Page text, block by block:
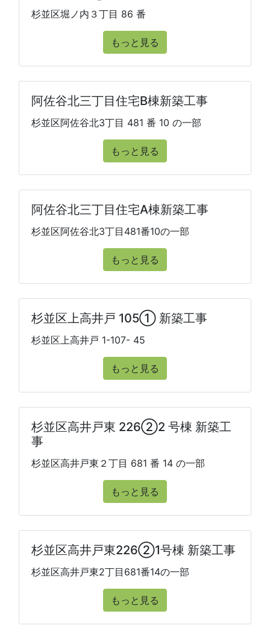
杉並区堀ノ内３丁目 86 番
もっと見る
阿佐谷北三丁目住宅B棟新築工事
杉並区阿佐谷北3丁目 481 番 10 の一部
もっと見る
阿佐谷北三丁目住宅A棟新築工事
杉並区阿佐谷北3丁目481番10の一部
もっと見る
杉並区上高井戸 105① 新築工事
杉並区上高井戸 1-107- 45
もっと見る
杉並区高井戸東 226②2 号棟 新築工
事
杉並区高井戸東２丁目 681 番 14 の一部
もっと見る
杉並区高井戸東226②1号棟 新築工事
杉並区高井戸東2丁目681番14の一部
もっと見る